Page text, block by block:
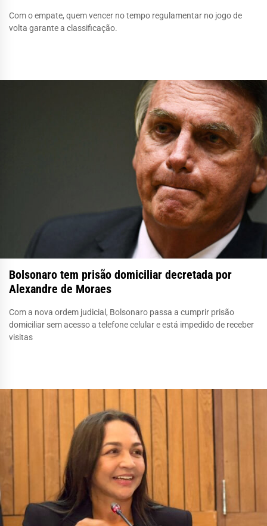
Com o empate, quem vencer no tempo regulamentar no jogo de
volta garante a classificação.
Bolsonaro tem prisão domiciliar decretada por
Alexandre de Moraes
Com a nova ordem judicial, Bolsonaro passa a cumprir prisão
domiciliar sem acesso a telefone celular e está impedido de receber
visitas